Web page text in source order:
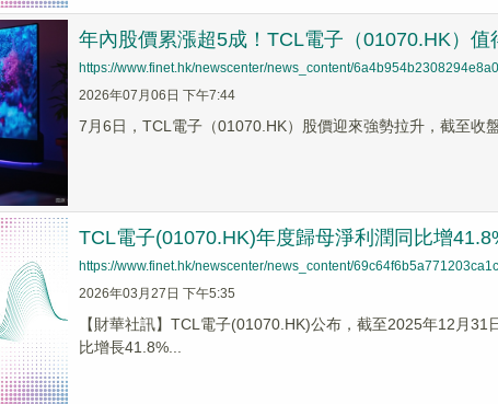
年內股價累漲超5成！TCL電子（01070.HK）值
https://www.finet.hk/newscenter/news_content/
2026年07月06日 下午7:44
7月6日，TCL電子（01070.HK）股價迎來強勢拉升，截至收
TCL電子(01070.HK)年度歸母淨利潤同比增
https://www.finet.hk/newscenter/news_content/
2026年03月27日 下午5:35
【財華社訊】TCL電子(01070.HK)公布，截至2025年12月
比增長41.8%...